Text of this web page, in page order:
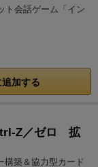
ト会話ゲーム「イン
加する
Z／ゼロ 拡
構築＆協力型カード